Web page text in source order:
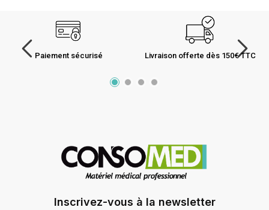
Paiement sécurisé Livraison offerte dès 150€ TTC
Inscrivez-vous à la newsletter